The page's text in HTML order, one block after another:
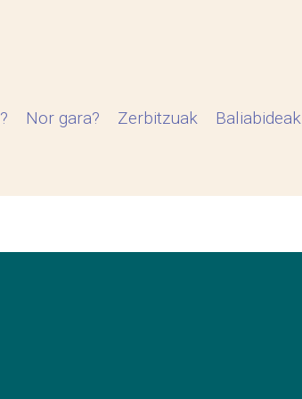
Nor gara? Zerbitzuak Baliabideak